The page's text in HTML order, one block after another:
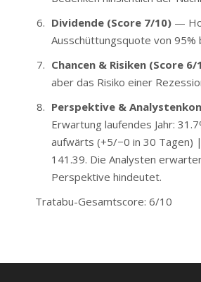
Dividende (Score 7/10)—
Ausschüttungsquote von
Chancen & Risiken (Score 6/
aber das Risiko einer
Perspektive &
Erwartung laufendes Jahr:
aufwärts (+5/−0 in 30 Tagen) |
141.39. Die Analysten
Perspektive hindeutet.
Tratabu-Gesamtscore: 6/10